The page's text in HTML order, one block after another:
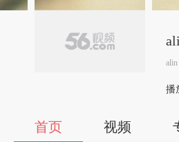
alin
播
首页 视频